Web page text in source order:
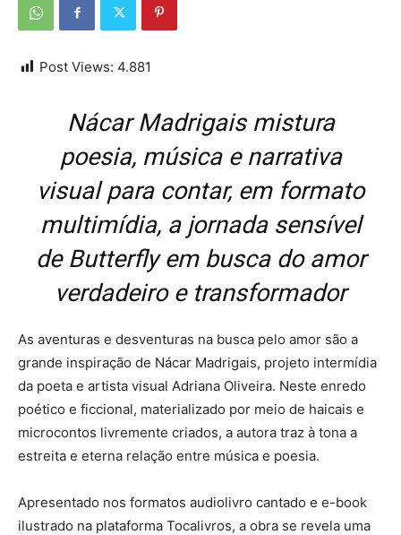
Post Views: 4.881
Nácar Madrigais mistura
poesia, música e narrativa
visual para contar, em formato
multimídia, a jornada sensível
de Butterfly em busca do amor
verdadeiro e transformador
As aventuras e desventuras na busca pelo amor são a
grande inspiração de Nácar Madrigais, projeto intermídia
da poeta e artista visual Adriana Oliveira. Neste enredo
poético e ficcional, materializado por meio de haicais e
microcontos livremente criados, a autora traz à tona a
estreita e eterna relação entre música e poesia.
Apresentado nos formatos audiolivro cantado e e-book
ilustrado na plataforma Tocalivros, a obra se revela uma